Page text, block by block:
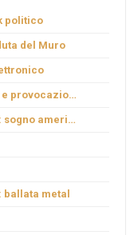
politico
del Muro
provocazione
americano
ballata metal